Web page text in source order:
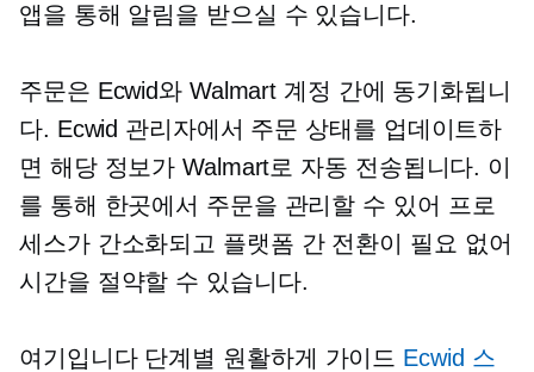
앱을 통해 알림을 받으실 수 있습니다.
주문은 Ecwid와 Walmart 계정 간에 동기화됩니
다. Ecwid 관리자에서 주문 상태를 업데이트하
면 해당 정보가 Walmart로 자동 전송됩니다. 이
를 통해 한곳에서 주문을 관리할 수 있어 프로
세스가 간소화되고 플랫폼 간 전환이 필요 없어
시간을 절약할 수 있습니다.
여기입니다 단계별 원활하게 가이드 Ecwid 스